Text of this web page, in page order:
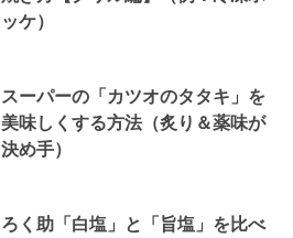
ッケ）
スーパーの「カツオのタタキ」を
美味しくする方法（炙り＆薬味が
決め手）
ろく助「白塩」と「旨塩」を比べ